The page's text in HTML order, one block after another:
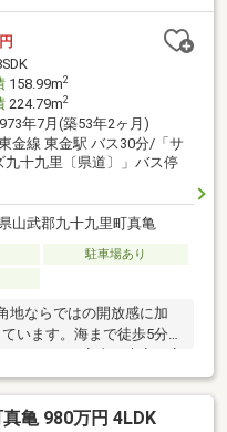
158.99m2
224.79m2
年7月(築53年2ヶ月)
東金線 東金駅 バス30分/「サ
九十九里〔県道〕」バス停
山武郡九十九里町真亀
駐車場あり
地ならではの開放感に加
います。海まで徒歩5分、
できます♪室内は大変丁寧
い綺麗な状態。続き間の
らし、二世帯住宅や別荘
路「九十九里IC」やオー
亀 980万円 4LDK